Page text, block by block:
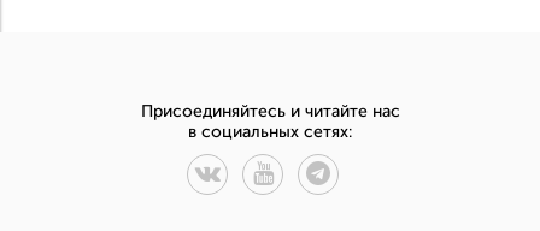
Присоединяйтесь и читайте нас
в социальных сетях: